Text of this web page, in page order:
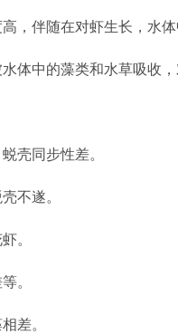
，伴随在对虾生长，水体
体中的藻类和水草吸收，
壳同步性差。
不遂。
。
。
差。